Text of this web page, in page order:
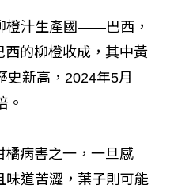
橙汁生產國——巴西，
的柳橙收成，其中黃
新高，2024年5月
。
橘病害之一，一旦感
味道苦澀，葉子則可能